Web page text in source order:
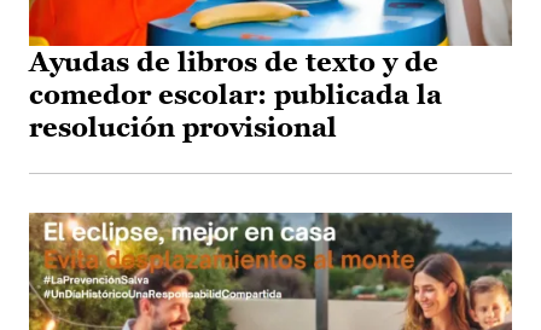
Ayudas de libros de texto y de
comedor escolar: publicada la
resolución provisional